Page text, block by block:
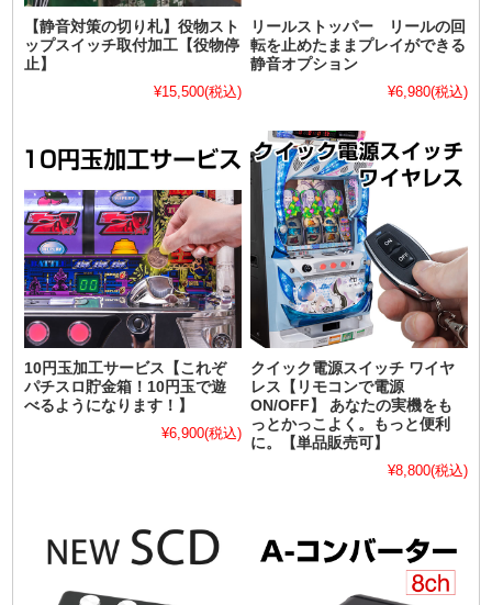
【静音対策の切り札】役物スト
ップスイッチ取付加工【役物停
止】
¥15,500(税込)
リールストッパー リールの回
転を止めたままプレイができる
静音オプション
¥6,980(税込)
10円玉加工サービス【これぞ
パチスロ貯金箱！10円玉で遊
べるようになります！】
¥6,900(税込)
クイック電源スイッチ ワイヤ
レス【リモコンで電源
ON/OFF】 あなたの実機をも
っとかっこよく。もっと便利
に。【単品販売可】
¥8,800(税込)